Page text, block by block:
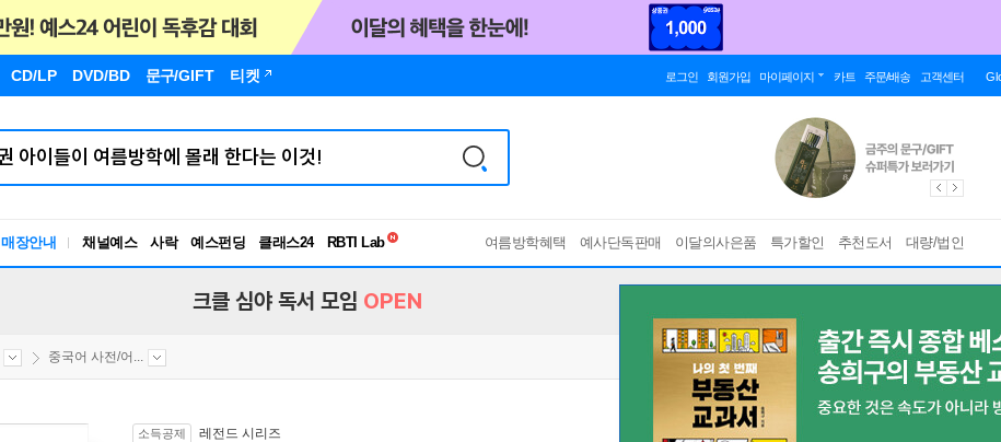
CD/LP DVD/BD 문구/GIFT 티켓 로그인 회원가입 마이페이지 카트 주문/배송 고객센터
매장안내 채널예스 사락 예스펀딩 클래스24
독서유형검사
여름방학혜택 예사단독판매 이달의사은품 특가할인 추천도서 대량/법인
크클 심야 독서 모임 OPEN
중국어 사전/어...
소득공제 레전드 시리즈